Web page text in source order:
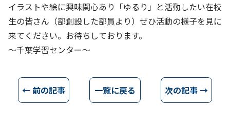
イラストや絵に興味関心あり「ゆるり」と活動したい在校
生の皆さん（部創設した部員より）ぜひ活動の様子を見に
来てください。お待ちしております。
～千葉学習センター～
← 前の記事 一覧に戻る 次の記事 →